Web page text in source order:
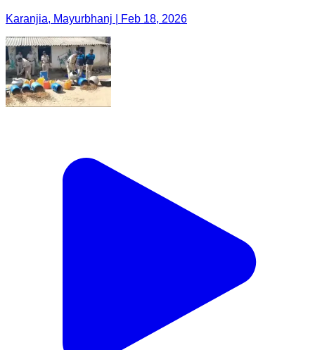
Karanjia, Mayurbhanj | Feb 18, 2026